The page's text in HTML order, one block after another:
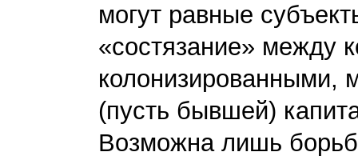
могут равные
«состязание» между
колонизированными,
(пусть бывшей)
Возможна лишь